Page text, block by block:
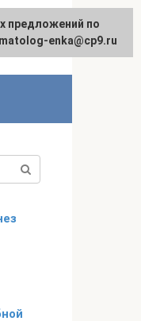
предложений по
enka@cp9.ru